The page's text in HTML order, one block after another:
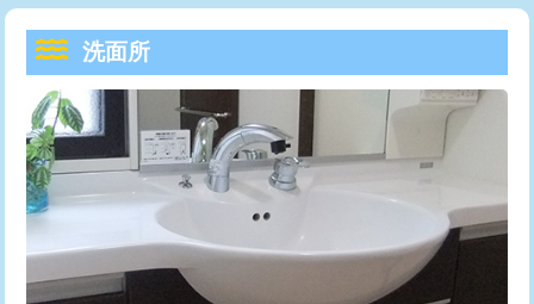
洗面台設置 38,500円
追加人工
廃棄・処分 現場見積
※給水管工事は20mmまでの価格です。
め込み）)
給水管工事※（土の掘削・埋め戻し作
業)
11,000円
給水管工事※（塩ビ管（VP・HI）使
用/3ｍまで)
33,000円
給水管工事※（塩ビ管（VP・HI）使
用（追加）/3ｍ超え)
給水管工事※（ライニング鋼管・銅
44,000円
トーラー機使用/3mまで
追加トーラー機使用/3m超え +3,300円
カメラ調査 33,000円
桝清掃
止水・漏水調査・防水処理・清掃・修
理・調整・分解・加工など（軽作業）
11,000円
洗面所